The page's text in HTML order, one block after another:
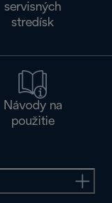
servisných
stredísk
Návody na
použitie